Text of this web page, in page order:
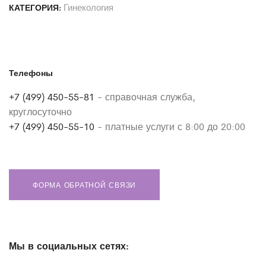
КАТЕГОРИЯ: Гинекология
Телефоны
+7 (499) 450-55-81 - справочная служба,
круглосуточно
+7 (499) 450-55-10 - платные услуги с 8:00 до 20:00
ФОРМА ОБРАТНОЙ СВЯЗИ
Мы в социальных сетях: